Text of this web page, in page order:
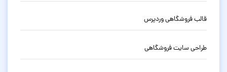
قالب فروشگاهی وردپرس
طراحی سایت فروشگاهی